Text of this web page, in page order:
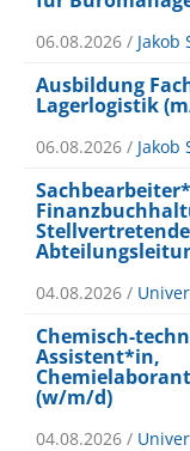
06.08.2026 / Jakob
Ausbildung
Lagerlogistik
06.08.2026 / Jakob
Stellvertretende
04.08.2026 /
Chemisch-
Assistent*in,
(w/m/d)
04.08.2026 /